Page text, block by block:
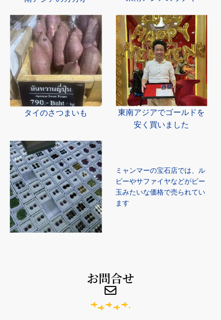
タイのさつまいも
東南アジアでゴールドを
安く買いました
ミャンマーの宝石店では、ル
ビーやサファイヤなどがビー
玉みたいな価格で売られてい
ます
お問合せ